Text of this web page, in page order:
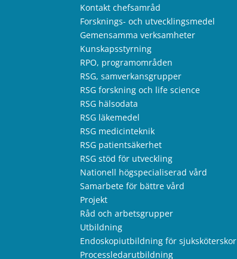
Kontakt chefsamråd
Forsknings- och utvecklingsmedel
Gemensamma verksamheter
Kunskapsstyrning
RPO, programområden
RSG, samverkansgrupper
RSG forskning och life science
RSG hälsodata
RSG läkemedel
RSG medicinteknik
RSG patientsäkerhet
RSG stöd för utveckling
Nationell högspecialiserad vård
Samarbete för bättre vård
Projekt
Råd och arbetsgrupper
Utbildning
Endoskopiutbildning för sjuksköterskor
Processledarutbildning